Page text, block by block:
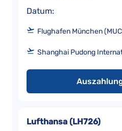
Datum:
Flughafen München
Shanghai Pudong
Lufthansa (LH726)